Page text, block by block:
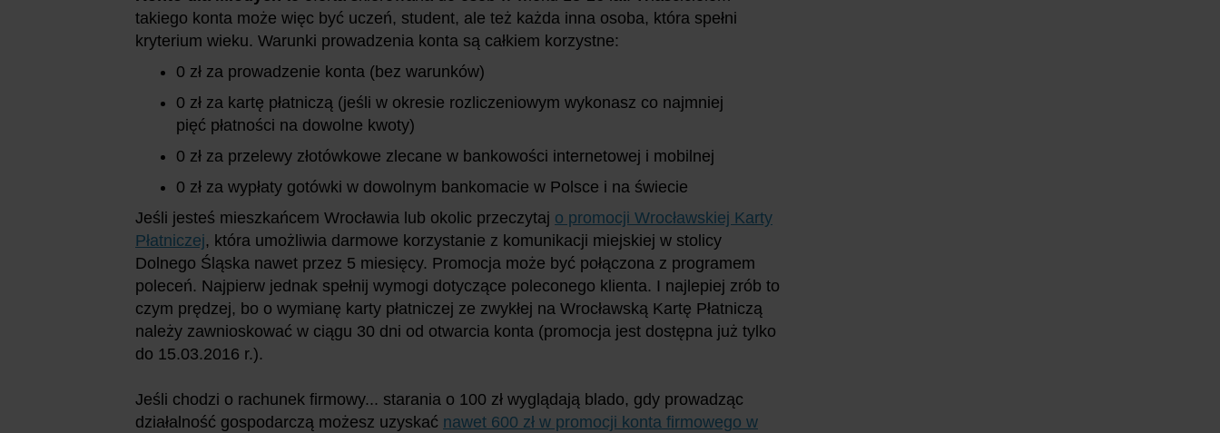
takiego konta może więc być uczeń, student, ale też każda inna osoba, która spełni
kryterium wieku. Warunki prowadzenia konta są całkiem korzystne:
0 zł za prowadzenie konta (bez warunków)
0 zł za kartę płatniczą (jeśli w okresie rozliczeniowym wykonasz co najmniej
pięć płatności na dowolne kwoty)
0 zł za przelewy złotówkowe zlecane w bankowości internetowej i mobilnej
0 zł za wypłaty gotówki w dowolnym bankomacie w Polsce i na świecie
Jeśli jesteś mieszkańcem Wrocławia lub okolic przeczytaj o promocji Wrocławskiej Karty
Płatniczej, która umożliwia darmowe korzystanie z komunikacji miejskiej w stolicy
Dolnego Śląska nawet przez 5 miesięcy. Promocja może być połączona z programem
poleceń. Najpierw jednak spełnij wymogi dotyczące poleconego klienta. I najlepiej zrób to
czym prędzej, bo o wymianę karty płatniczej ze zwykłej na Wrocławską Kartę Płatniczą
należy zawnioskować w ciągu 30 dni od otwarcia konta (promocja jest dostępna już tylko
do 15.03.2016 r.).
Jeśli chodzi o rachunek firmowy... starania o 100 zł wyglądają blado, gdy prowadząc
działalność gospodarczą możesz uzyskać nawet 600 zł w promocji konta firmowego w